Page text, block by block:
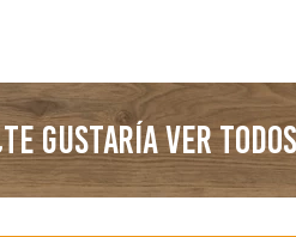
GUSTARÍA VER